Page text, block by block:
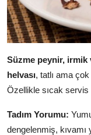
Süzme peynir, irmik
helvası, tatlı ama
Özellikle sıcak servis
Tadım Yorumu:
dengelenmiş, kıvamı